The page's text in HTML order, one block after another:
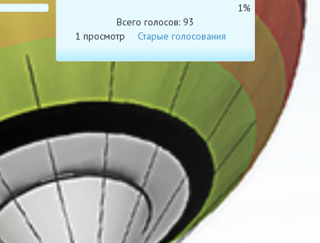
1%
Всего голосов: 93
1 просмотр
Старые голосования